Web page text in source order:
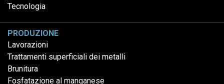
Tecnologia
PRODUZIONE
Lavorazioni
Trattamenti superficiali dei metalli
Brunitura
Fosfatazione al manganese